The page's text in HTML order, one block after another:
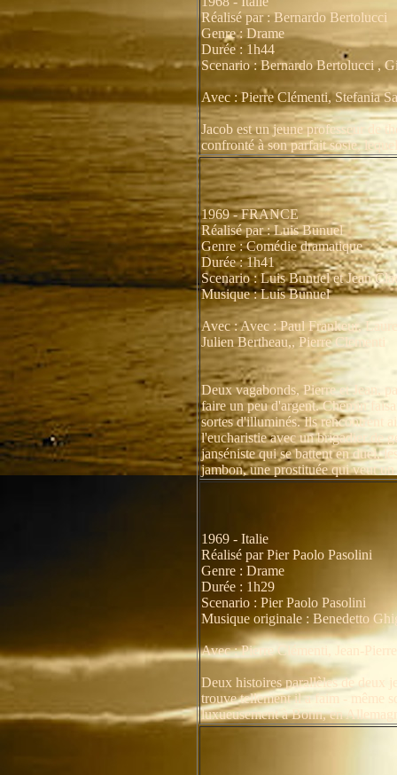
Réalisé par : Bernardo Bertolucci
Genre : Drame
Durée : 1h44
Scenario : Bernardo Bertolucci ,
Avec : Pierre Clémenti, Stefania
Jacob est un jeune professeur de
confronté à son parfait sosie,
1969 - FRANCE
Réalisé par : Luis Bunuel
Genre : Comédie dramatique
Durée : 1h41
Scenario : Luis Bunuel et Jean
Musique : Luis Bunuel
Avec : Avec : Paul Frankeur,
Julien Bertheau,, Pierre Clementi
Deux vagabonds, Pierre et Jean,
faire un peu d'argent. Chemin
sortes d'illuminés. Ils rencontrent
l'eucharistie avec un brigadier de
janséniste qui se battent en duel,
jambon, une prostituée qui veut
1969 - Italie
Réalisé par Pier Paolo Pasolini
Genre : Drame
Durée : 1h29
Scenario : Pier Paolo Pasolini
Musique originale : Benedetto
Avec : Pierre Clémenti, Jean-
Deux histoires parallèles de deux
trouve tellement il a faim - même
luxueusement à Bonn, en